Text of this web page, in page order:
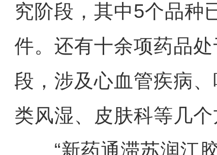
究阶段，其中5个品种
件。还有十余项药品
段，涉及心血管疾病
类风湿、皮肤科等几
“新药通滞苏润江胶